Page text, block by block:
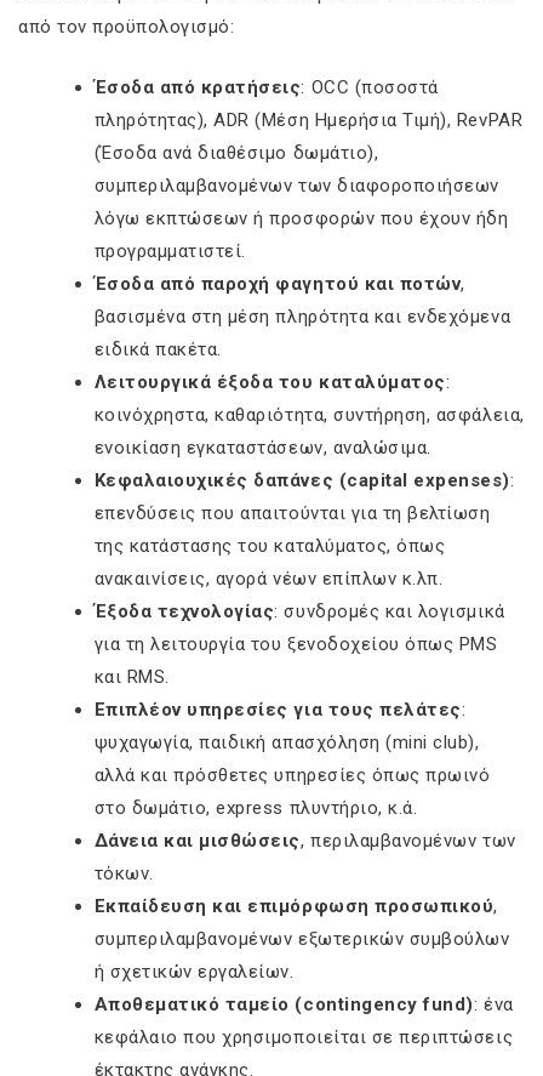
από τον προϋπολογισμό:
Έσοδα από κρατήσεις: OCC (ποσοστά
πληρότητας), ADR (Μέση Ημερήσια Τιμή), RevPAR
(Έσοδα ανά διαθέσιμο δωμάτιο),
συμπεριλαμβανομένων των διαφοροποιήσεων
λόγω εκπτώσεων ή προσφορών που έχουν ήδη
προγραμματιστεί.
Έσοδα από παροχή φαγητού και ποτών,
βασισμένα στη μέση πληρότητα και ενδεχόμενα
ειδικά πακέτα.
Λειτουργικά έξοδα του καταλύματος:
κοινόχρηστα, καθαριότητα, συντήρηση, ασφάλεια,
ενοικίαση εγκαταστάσεων, αναλώσιμα.
Κεφαλαιουχικές δαπάνες (capital expenses):
επενδύσεις που απαιτούνται για τη βελτίωση
της κατάστασης του καταλύματος, όπως
ανακαινίσεις, αγορά νέων επίπλων κ.λπ.
Έξοδα τεχνολογίας: συνδρομές και λογισμικά
για τη λειτουργία του ξενοδοχείου όπως PMS
και RMS.
Επιπλέον υπηρεσίες για τους πελάτες:
ψυχαγωγία, παιδική απασχόληση (mini club),
αλλά και πρόσθετες υπηρεσίες όπως πρωινό
στο δωμάτιο, express πλυντήριο, κ.ά.
Δάνεια και μισθώσεις, περιλαμβανομένων των
τόκων.
Εκπαίδευση και επιμόρφωση προσωπικού,
συμπεριλαμβανομένων εξωτερικών συμβούλων
ή σχετικών εργαλείων.
Αποθεματικό ταμείο (contingency fund): ένα
κεφάλαιο που χρησιμοποιείται σε περιπτώσεις
έκτακτης ανάγκης.